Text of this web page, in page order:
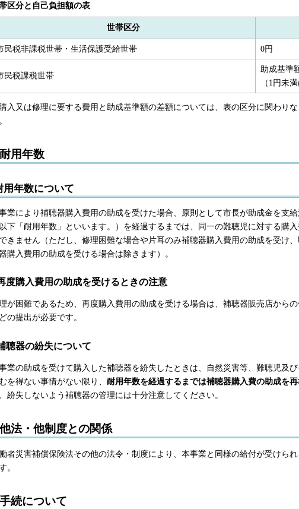
区分と自己負担額の表
世帯区分
民税非課税世帯・生活保護受給世帯 0円
民税課税世帯
助成基準
（1円未
入又は修理に要する費用と助成基準額の差額については、表の区分に関わり
耐用年数
用年数について
業により補聴器購入費用の助成を受けた場合、原則として市長が助成金を支
下「耐用年数」といいます。）を経過するまでは、同一の難聴児に対する購
きません（ただし、修理困難な場合や片耳のみ補聴器購入費用の助成を受け
購入費用の助成を受ける場合は除きます）。
度購入費用の助成を受けるときの注意
が困難であるため、再度購入費用の助成を受ける場合は、補聴器販売店から
の提出が必要です。
聴器の紛失について
業の助成を受けて購入した補聴器を紛失したときは、自然災害等、難聴児及
を得ない事情がない限り、 耐用年数を経過するまでは補聴器購入費の助成を
紛失しないよう補聴器の管理には十分注意してください。
他法・他制度との関係
者災害補償保険法その他の法令・制度により、本事業と同様の給付が受けら
。
手続について